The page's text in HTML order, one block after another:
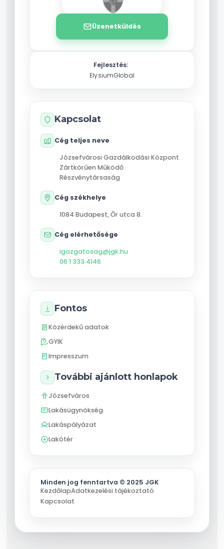
Üzenetküldés
Fejlesztés:
ElysiumGlobal
Kapcsolat
Cég teljes neve
Józsefvárosi Gazdálkodási Központ
Zártkörűen Működő
Részvénytársaság
Cég székhelye
1084 Budapest,Őr utca 8.
Cég elérhetősége
igazgatosag@jgk.hu
06 1 333 4146
Fontos
Közérdekű adatok
GYIK
Impresszum
További ajánlott honlapok
Józsefváros
Lakásügynökség
Lakáspályázat
Lakótér
Minden jog fenntartva © 2025 JGK
KezdőlapAdatkezelési tájékoztató
Kapcsolat